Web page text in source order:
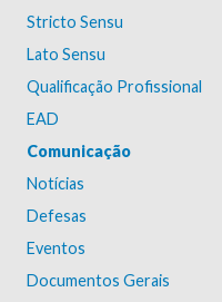
Stricto Sensu
Lato Sensu
Qualificação Profissional
EAD
Comunicação
Notícias
Defesas
Eventos
Documentos Gerais